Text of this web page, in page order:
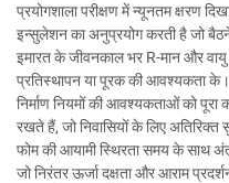
प्रयोगशाला परीक्षण में न्यूनतम क्षरण
इन्सुलेशन का अनुप्रयोग करती है जो
इमारत के जीवनकाल भर R-मान और वायु
प्रतिस्थापन या पूरक की आवश्यकता
निर्माण नियमों की आवश्यकताओं को पूरा
रखते हैं, जो निवासियों के लिए अतिरिक्त
फोम की आयामी स्थिरता समय के साथ
जो निरंतर ऊर्जा दक्षता और आराम